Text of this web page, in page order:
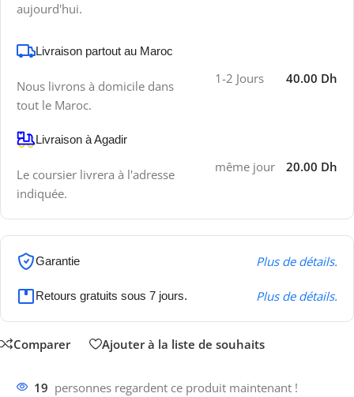
aujourd'hui.
Livraison partout au Maroc
Nous livrons à domicile dans
tout le Maroc.
1-2 Jours 40.00 Dh
Livraison à Agadir
Le coursier livrera à l'adresse
indiquée.
même jour 20.00 Dh
Garantie Plus de détails.
Retours gratuits sous 7 jours. Plus de détails.
Comparer Ajouter à la liste de souhaits
19 personnes regardent ce produit maintenant !